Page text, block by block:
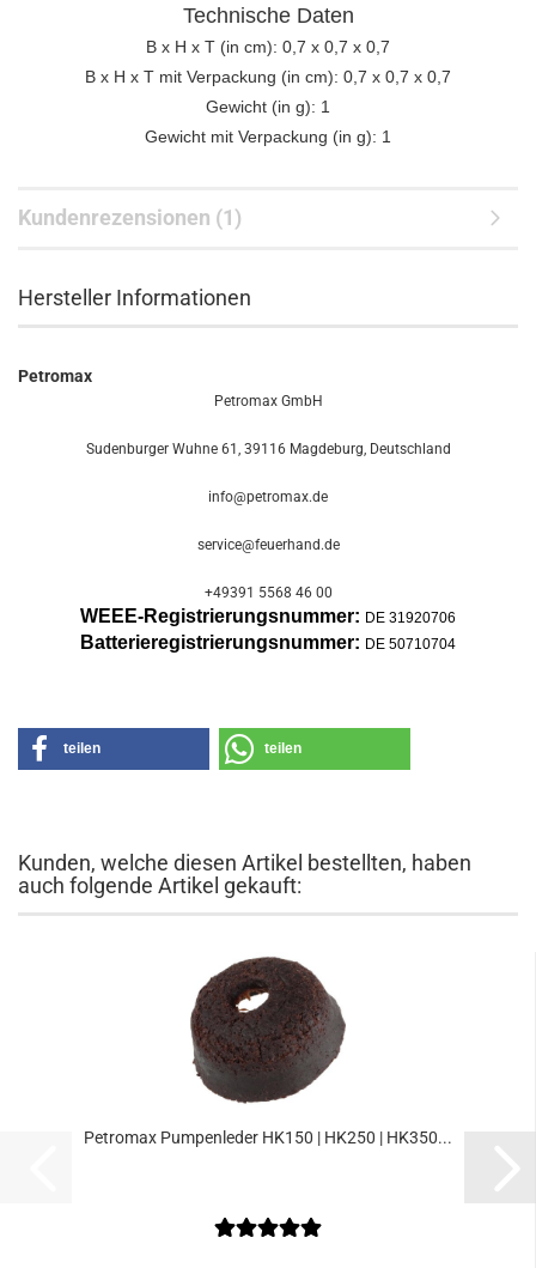
Technische Daten
B x H x T (in cm): 0,7 x 0,7 x 0,7
B x H x T mit Verpackung (in cm): 0,7 x 0,7 x 0,7
Gewicht (in g): 1
Gewicht mit Verpackung (in g): 1
Kundenrezensionen (1)
Hersteller Informationen
Petromax
Petromax GmbH
Sudenburger Wuhne 61, 39116 Magdeburg, Deutschland
info@petromax.de
service@feuerhand.de
+49391 5568 46 00
WEEE-Registrierungsnummer: DE 31920706
Batterieregistrierungsnummer: DE 50710704
teilen teilen
Kunden, welche diesen Artikel bestellten, haben
auch folgende Artikel gekauft:
Petromax Pumpenleder HK150 | HK250 | HK350...